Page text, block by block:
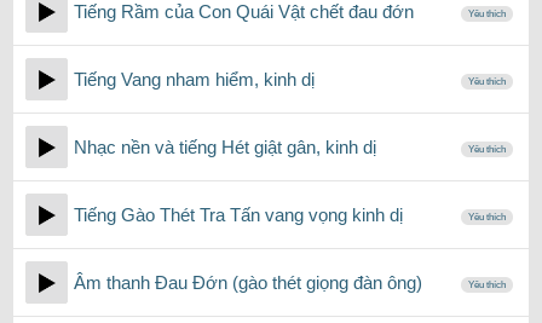
Tiếng Rầm của Con Quái Vật chết đau đớn Yêu thích
Tiếng Vang nham hiểm, kinh dị Yêu thích
Nhạc nền và tiếng Hét giật gân, kinh dị Yêu thích
Tiếng Gào Thét Tra Tấn vang vọng kinh dị Yêu thích
Âm thanh Đau Đớn (gào thét giọng đàn ông) Yêu thích